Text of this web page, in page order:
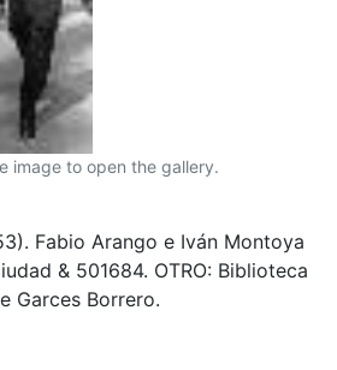
image to open the gallery.
Fabio Arango e Iván Montoya
& 501684. OTRO: Biblioteca
Garces Borrero.